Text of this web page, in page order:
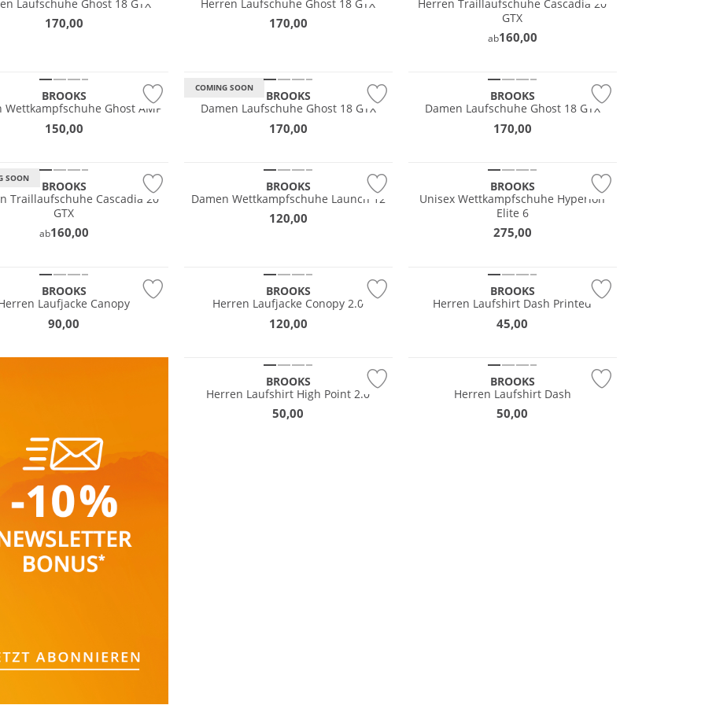
Laufschuhe Ghost 18 GTX
170,00
Herren Laufschuhe Ghost 18 GTX
170,00
Herren Traillaufschuhe Cascadia 20
GTX
ab160,00
BROOKS
Wettkampfschuhe Ghost AMP
150,00
COMING SOON
BROOKS
Damen Laufschuhe Ghost 18 GTX
170,00
NEU
BROOKS
Damen Laufschuhe Ghost 18 GTX
170,00
SOON
BROOKS
Traillaufschuhe Cascadia 20
GTX
ab160,00
BROOKS
Damen Wettkampfschuhe Launch 12
120,00
BROOKS
Unisex Wettkampfschuhe Hyperion
Elite 6
275,00
BROOKS
Laufjacke Canopy
90,00
BROOKS
Herren Laufjacke Conopy 2.0
120,00
BROOKS
Herren Laufshirt Dash Printed
45,00
BROOKS
Herren Laufshirt High Point 2.0
50,00
BROOKS
Herren Laufshirt Dash
50,00